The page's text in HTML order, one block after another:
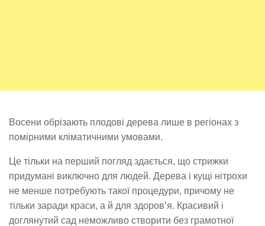
Восени обрізають плодові дерева лише в регіонах з
помірними кліматичними умовами.
Це тільки на перший погляд здається, що стрижки
придумані виключно для людей. Дерева і кущі нітрохи
не менше потребують такої процедури, причому не
тільки заради краси, а й для здоров’я. Красивий і
доглянутий сад неможливо створити без грамотної